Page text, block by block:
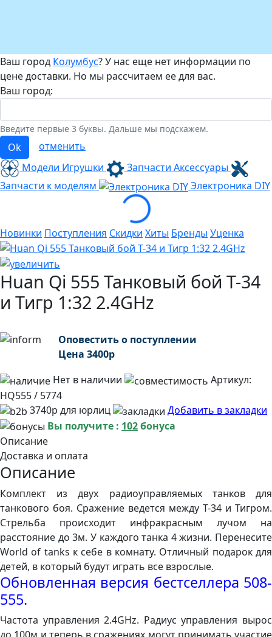
Ваш город Колумбус? У нас еще нет информации по
цене доставки. Но мы рассчитаем ее для вас.
Ваш город:
Введите первые 3 буквы. Дальше мы подскажем.
Ok
отменить
Модели Игрушки
Запчасти Аксессуары
Запчасти к моделям
Электроника DIY
Loading...
Новинки Поступления Скидки Хиты Бренды Уценка
Huan Qi 555 Танковый бой Т-34
и Тигр 1:32 2.4GHz
Оповестить о поступлении
Цена 3400р
Нет в наличии
Артикул:
HQ555 / 5774
3740р для юрлиц
Добавить в закладки
Вы получите : 102бонуса
Описание
Доставка и оплата
Описание
Комплект из двух радиоуправляемых танков для
танкового боя. Сражение ведется между Т-34 и Тигром.
Стрельба происходит инфракрасным лучом на
расстояние до 3м. У каждого танка 4 жизни. Перенесите
World of tanks к себе в комнату. Отличный подарок для
детей, в который будут играть все взрослые.
Обновленная версия бестселлера 508-
555.
Частота управления 2.4GHz. Радиус управления вырос